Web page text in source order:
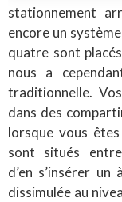
stationnement
encore un
quatre sont
nous a
traditionnelle.
dans des
lorsque vous
sont situés
d’en s’insérer
dissimulée au